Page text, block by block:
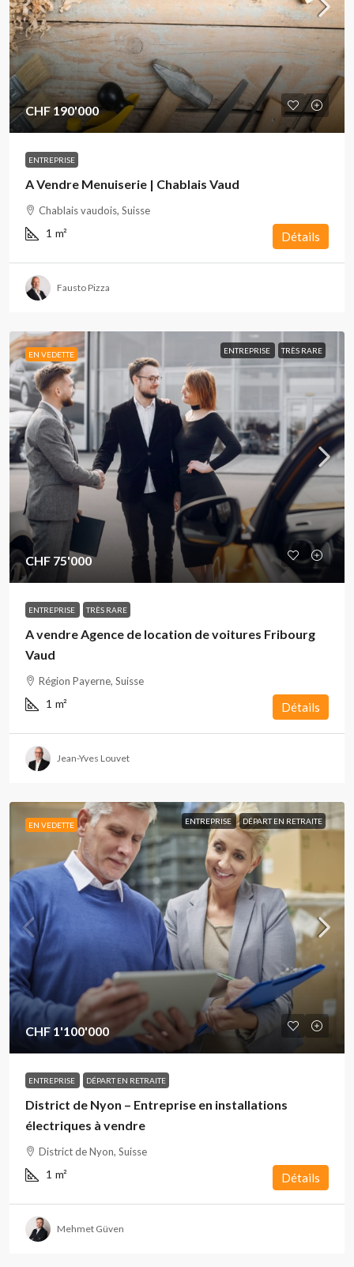
CHF 190'000
ENTREPRISE
A Vendre Menuiserie | Chablais Vaud
Chablais vaudois, Suisse
1 m² Détails
Fausto Pizza
EN VEDETTE ENTREPRISE TRÈS RARE
CHF 75'000
ENTREPRISE TRÈS RARE
A vendre Agence de location de voitures Fribourg
Vaud
Région Payerne, Suisse
1 m² Détails
Jean-Yves Louvet
EN VEDETTE ENTREPRISE DÉPART EN RETRAITE
CHF 1'100'000
ENTREPRISE DÉPART EN RETRAITE
District de Nyon – Entreprise en installations
électriques à vendre
District de Nyon, Suisse
1 m² Détails
Mehmet Güven